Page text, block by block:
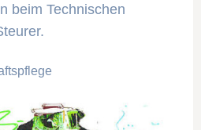
beim Technischen